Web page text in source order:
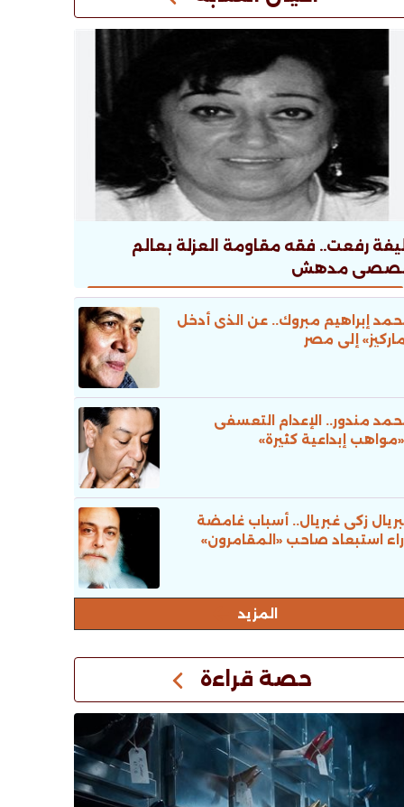
أليفة رفعت.. فقه مقاومة العزلة بعالم
مدهش
إبراهيم مبروك.. عن الذى أدخل
إلى مصر
مندور.. الإعدام التعسفى
إبداعية كثيرة»
زكى غبريال.. أسباب غامضة
استبعاد صاحب «المقامرون»
المزيد
حصة قراءة